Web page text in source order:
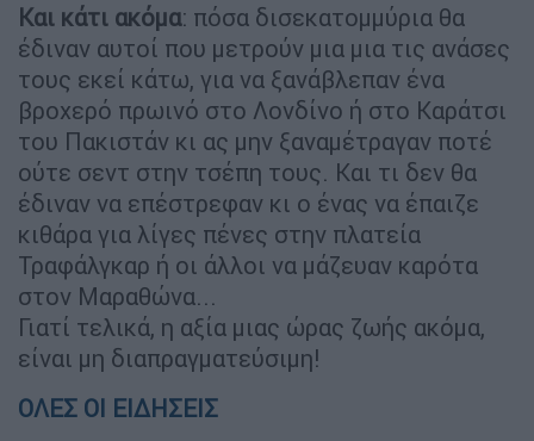
Και κάτι ακόμα: πόσα δισεκατομμύρια θα
έδιναν αυτοί που μετρούν μια μια τις ανάσες
τους εκεί κάτω, για να ξανάβλεπαν ένα
βροχερό πρωινό στο Λονδίνο ή στο Καράτσι
του Πακιστάν κι ας μην ξαναμέτραγαν ποτέ
ούτε σεντ στην τσέπη τους. Και τι δεν θα
έδιναν να επέστρεφαν κι ο ένας να έπαιζε
κιθάρα για λίγες πένες στην πλατεία
Τραφάλγκαρ ή οι άλλοι να μάζευαν καρότα
στον Μαραθώνα...
Γιατί τελικά, η αξία μιας ώρας ζωής ακόμα,
είναι μη διαπραγματεύσιμη!
ΟΛΕΣ ΟΙ ΕΙΔΗΣΕΙΣ